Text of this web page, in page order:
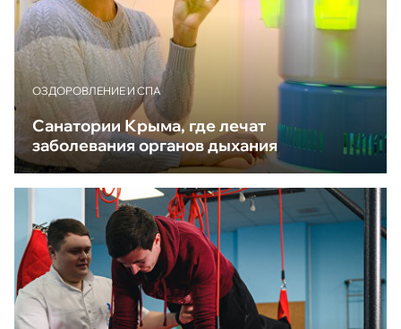
ОЗДОРОВЛЕНИЕ И СПА
Санатории Крыма, где лечат
заболевания органов дыхания